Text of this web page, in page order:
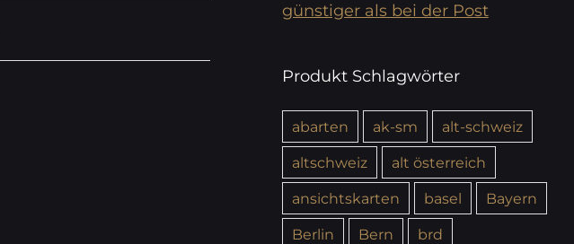
günstiger als bei der Post
Produkt Schlagwörter
abarten ak-sm
alt-schweiz
altschweiz
alt österreich
ansichtskarten
basel
Bayern
Berlin
Bern
brd